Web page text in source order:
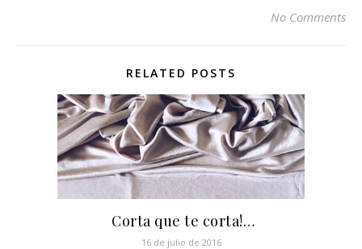
No Comments
RELATED POSTS
️ Corta que te corta!…
16 de julio de 2016